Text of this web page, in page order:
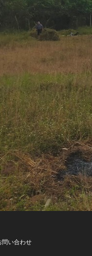
問い合わせ